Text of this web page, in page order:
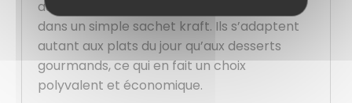
aussi bien dans un packaging premium que
dans un simple sachet kraft. Ils s’adaptent
autant aux plats du jour qu’aux desserts
gourmands, ce qui en fait un choix
polyvalent et économique.